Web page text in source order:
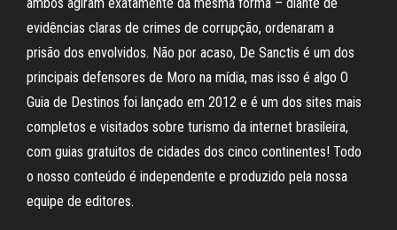
evidências claras de crimes de corrupção, ordenaram a
prisão dos envolvidos. Não por acaso, De Sanctis é um dos
principais defensores de Moro na mídia, mas isso é algo O
Guia de Destinos foi lançado em 2012 e é um dos sites mais
completos e visitados sobre turismo da internet brasileira,
com guias gratuitos de cidades dos cinco continentes! Todo
o nosso conteúdo é independente e produzido pela nossa
equipe de editores.